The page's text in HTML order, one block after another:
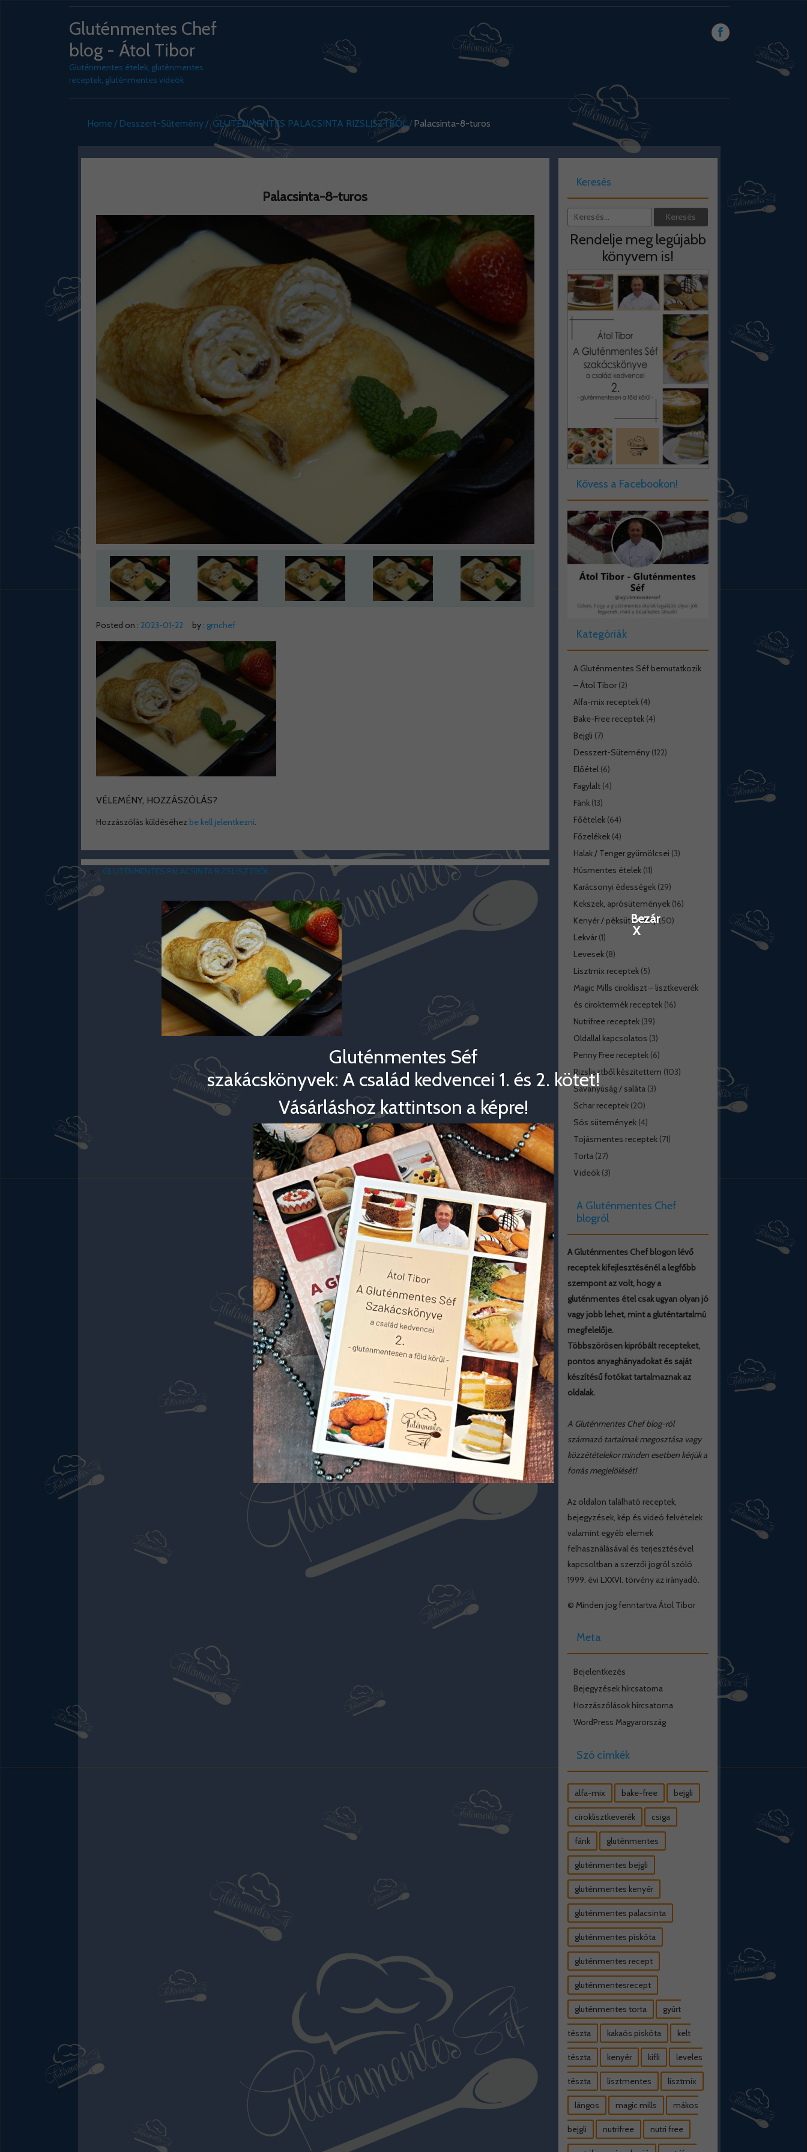
Gluténmentes Chef
blog - Átol Tibor
Gluténmentes ételek, gluténmentes
receptek, gluténmentes videók
Home Desszert-Sütemény GLUTÉNMENTES PALACSINTA RIZSLISZTBŐL Palacsinta-8-turos
Palacsinta-8-turos
Posted on : 2023-01-22 by : gmchef
VÉLEMÉNY, HOZZÁSZÓLÁS?
Hozzászólás küldéséhez be kell jelentkezni
« GLUTÉNMENTES PALACSINTA RIZSLISZTBŐL
Keresés
Rendelje meg legújabb
könyvem is!
Kövess a Facebookon!
Kategóriák
A Gluténmentes Séf bemutatkozik
– Átol Tibor(2)
Alfa-mix receptek(4)
Bake-Free receptek(4)
Bejgli (7)
Desszert-Sütemény(122)
Előétel(6)
Fagylalt(4)
Fánk(13)
Főételek(64)
Főzelékek(4)
Halak / Tenger gyümölcsei (3)
Húsmentes ételek(11)
Karácsonyi édességek(29)
Kekszek, aprósütemények(16)
Kenyér / péksütemény(50)
Lekvár(1)
Levesek(8)
Lisztmix receptek(5)
Magic Mills cirokliszt – lisztkeverék
és ciroktermék receptek(16)
Nutrifree receptek(39)
Oldallal kapcsolatos (3)
Penny Free receptek(6)
Rizslisztből készítettem (103)
Savanyúság / saláta(3)
Schar receptek(20)
Sós sütemények(4)
Tojásmentes receptek(71)
Torta(27)
Videók(3)
A Gluténmentes Chef
blogról
A Gluténmentes Chef blogon lévő
receptek kifejlesztésénél a legfőbb
szempont az volt, hogy a
gluténmentes étel csak ugyan olyan jó
vagy jobb lehet, mint a gluténtartalmú
megfelelője.
Többszörösen kipróbált recepteket,
pontos anyaghányadokat és saját
készítésű fotókat tartalmaznak az
oldalak.
A Gluténmentes Chef blog-ról
származó tartalmak megosztása vagy
közzétételekor minden esetben kérjük a
forrás megjelölését!
Az oldalon található receptek,
bejegyzések, kép és videó felvételek
valamint egyéb elemek
felhasználásával és terjesztésével
kapcsoltban a szerzői jogról szóló
1999. évi LXXVI. törvény az irányadó.
© Minden jog fenntartva Átol Tibor
Meta
Bejelentkezés
Bejegyzések hírcsatorna
Hozzászólások hírcsatorna
WordPress Magyarország
Szó címkék
alfa-mix bake-free bejgli
ciroklisztkeverék csiga
fánk gluténmentes
gluténmentes bejgli
gluténmentes kenyér
gluténmentes palacsinta
gluténmentes piskóta
gluténmentes recept
gluténmentesrecept
gluténmentes torta gyúrt
tészta kakaós piskóta kelt
tészta kenyér kifli leveles
tészta lisztmentes lisztmix
lángos magic mills mákos
bejgli nutrifree nutri free
Gluténmentes Séf
szakácskönyvek: A család kedvencei 1. és 2. kötet!
Vásárláshoz kattintson a képre!
Bezár
X